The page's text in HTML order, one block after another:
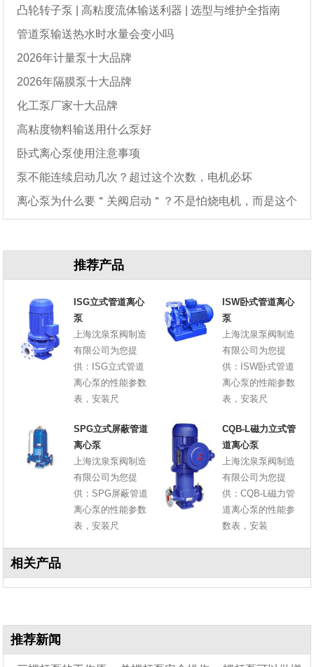
凸轮转子泵 | 高粘度流体输送利器 | 选型与维护全指南
管道泵输送热水时水量会变小吗
2026年计量泵十大品牌
2026年隔膜泵十大品牌
化工泵厂家十大品牌
高粘度物料输送用什么泵好
卧式离心泵使用注意事项
泵不能连续启动几次？超过这个次数，电机必坏
离心泵为什么要＂关阀启动＂？不是怕烧电机，而是这个
推荐产品
ISG立式管道离心
泵
上海沈泉泵阀制造
有限公司为您提
供：ISG立式管道
离心泵的性能参数
表，安装尺
ISW卧式管道离心
泵
上海沈泉泵阀制造
有限公司为您提
供：ISW卧式管道
离心泵的性能参数
表，安装尺
SPG立式屏蔽管道
离心泵
上海沈泉泵阀制造
有限公司为您提
供：SPG屏蔽管道
离心泵的性能参数
表，安装尺
CQB-L磁力立式管
道离心泵
上海沈泉泵阀制造
有限公司为您提
供：CQB-L磁力管
道离心泵的性能参
数表，安装
相关产品
推荐新闻